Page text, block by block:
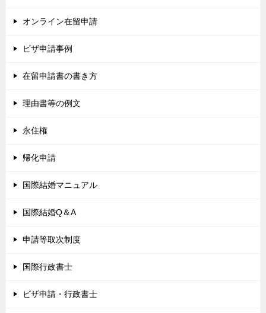
オンライン在留申請
ビザ申請事例
在留申請書の書き方
理由書等の例文
永住権
帰化申請
国際結婚マニュアル
国際結婚Q＆A
申請等取次制度
国際行政書士
ビザ申請・行政書士